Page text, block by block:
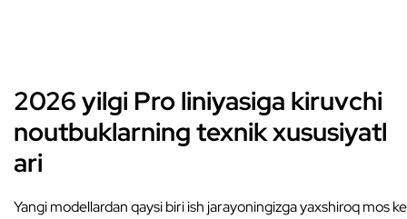
2026 yilgi Pro liniyasiga kiruvchi
noutbuklarning texnik xususiyatl
ari
Yangi modellardan qaysi biri ish jarayoningizga yaxshiroq mos